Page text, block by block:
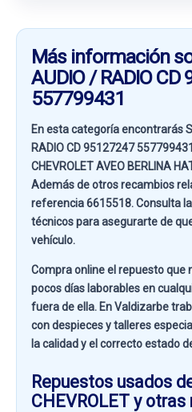
Más información
AUDIO / RADIO CD
557799431
En esta categoría encontrarás
RADIO CD 95127247
CHEVROLET AVEO BERLINA
Además de otros recambios
referencia6615518. Consulta
técnicos para asegurarte de
vehículo.
Compra online el repuesto que
pocos días laborables en
fuera de ella. EnValdizarbe
con despieces y talleres
la calidad y el correcto estado
Repuestos usados
CHEVROLET y